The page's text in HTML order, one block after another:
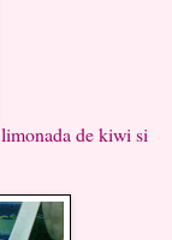
limonada de kiwi si